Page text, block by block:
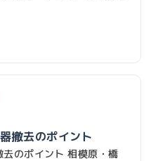
撤去のポイント
のポイント 相模原・橋